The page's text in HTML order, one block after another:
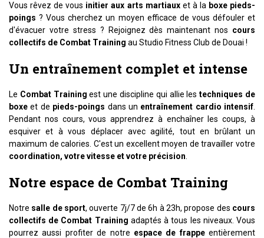
Vous rêvez de vous initier aux arts martiauxet à la boxe pieds-
poings ? Vous cherchez un moyen efficace de vous défouler et
d'évacuer votre stress ? Rejoignez dès maintenant nos cours
collectifs de Combat Training au Studio Fitness Club de Douai !
Un entraînement complet et intense
Le Combat Trainingest une discipline qui allie les techniques de
boxe et de pieds-poings dans un entraînement cardio intensif
Pendant nos cours, vous apprendrez à enchaîner les coups, à
esquiver et à vous déplacer avec agilité, tout en brûlant un
maximum de calories. C'est un excellent moyen de travailler votre
coordination, votre vitesse et votre précision
Notre espace de Combat Training
Notre salle de sport, ouverte 7j/7 de 6h à 23h, propose des cours
collectifs de Combat Training adaptés à tous les niveaux. Vous
pourrez aussi profiter de notre espace de frappeentièrement